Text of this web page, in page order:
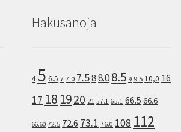
Hakusanoja
4 5 6.5 7 7.0 7.588.08.5 9 9.5 10,0 16
17 18 1920 21 57.1 65.1 66.5 66.6
66.60 72.5 72.6 73.1 76.0 108 112